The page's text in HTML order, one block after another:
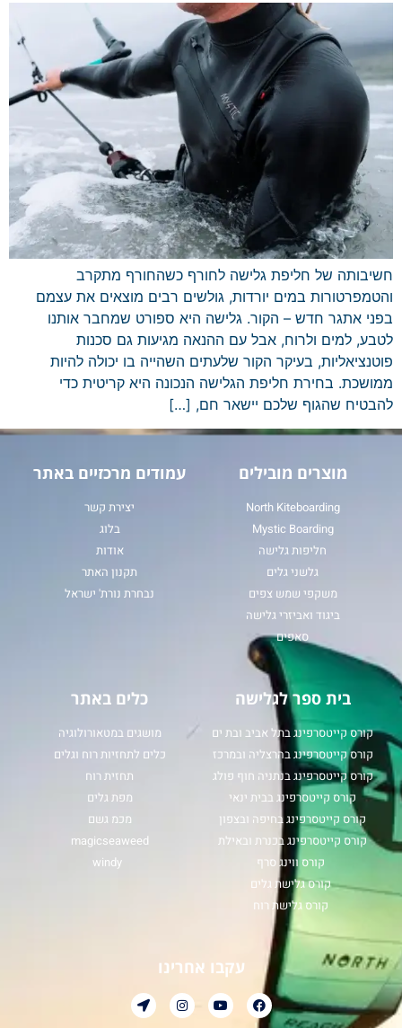
חשיבותה של חליפת גלישה לחורף כשהחורף מתקרב
והטמפרטורות במים יורדות, גולשים רבים מוצאים את עצמם
בפני אתגר חדש – הקור. גלישה היא ספורט שמחבר אותנו
לטבע, למים ולרוח, אבל עם ההנאה מגיעות גם סכנות
פוטנציאליות, בעיקר הקור שלעתים השהייה בו יכולה להיות
ממושכת. בחירת חליפת הגלישה הנכונה היא קריטית כדי
להבטיח שהגוף שלכם יישאר חם, […]
מוצרים מובילים
North Kiteboarding
Mystic Boarding
חליפות גלישה
גלשני גלים
משקפי שמש צפים
ביגוד ואביזרי גלישה
סאפים
עמודים מרכזיים באתר
יצירת קשר
בלוג
אודות
תקנון האתר
נבחרת נורת' ישראל
בית ספר לגלישה
קורס קייטסרפינג בתל אביב ובת ים
קורס קייטסרפינג בהרצליה ובמרכז
קורס קייטסרפינג בנתניה חוף פולג
קורס קייטסרפינג בבית ינאי
קורס קייטסרפינג בחיפה ובצפון
קורס קייטסרפינג בכנרת ובאילת
קורס ווינג סרף
קורס גלישת גלים
קורס גלישת רוח
כלים באתר
מושגים במטאורולוגיה
כלים לתחזיות רוח וגלים
תחזית רוח
מפת גלים
מכמ גשם
magicseaweed
windy
עקבו אחרינו